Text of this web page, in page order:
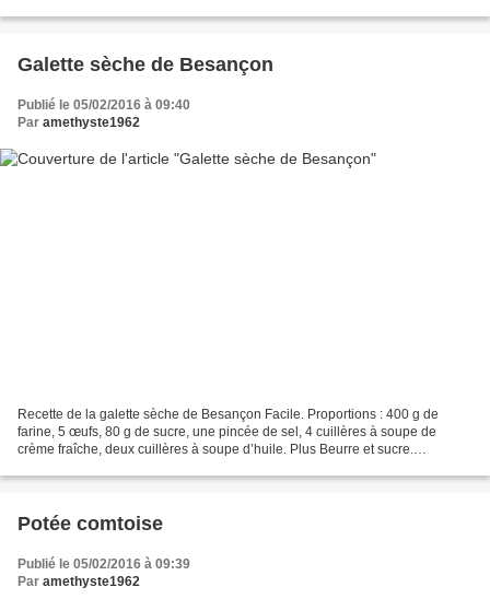
Galette sèche de Besançon
Publié le 05/02/2016 à 09:40
Par amethyste1962
Recette de la galette sèche de Besançon Facile. Proportions : 400 g de
farine, 5 œufs, 80 g de sucre, une pincée de sel, 4 cuillères à soupe de
crème fraîche, deux cuillères à soupe d’huile. Plus Beurre et sucre.
Potée comtoise
Publié le 05/02/2016 à 09:39
Par amethyste1962